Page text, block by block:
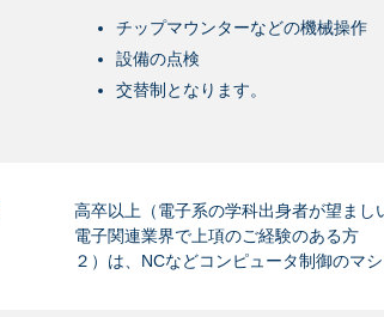
チップマウンターなどの機械操作
設備の点検
交替制となります。
高卒以上（電子系の学科出身者が望まし
電子関連業界で上項のご経験のある方
２）は、NCなどコンピュータ制御のマ